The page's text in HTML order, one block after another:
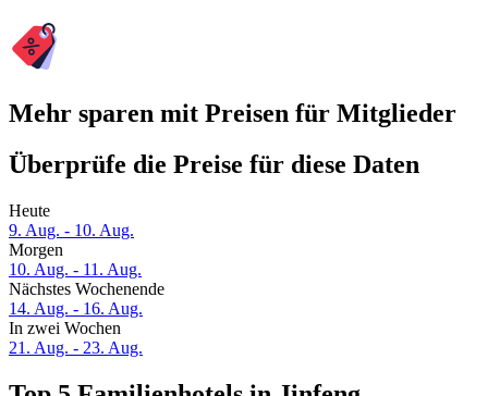
Mehr sparen mit Preisen für Mitglieder
Überprüfe die Preise für diese Daten
Heute
9. Aug. - 10. Aug.
Morgen
10. Aug. - 11. Aug.
Nächstes Wochenende
14. Aug. - 16. Aug.
In zwei Wochen
21. Aug. - 23. Aug.